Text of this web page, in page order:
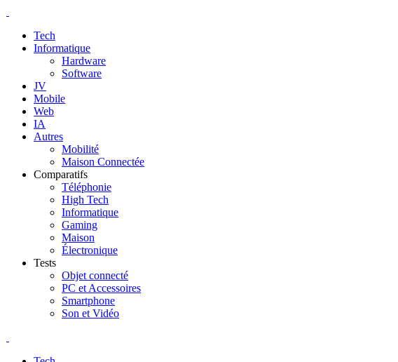
Tech
Informatique
Hardware
Software
JV
Mobile
Web
IA
Autres
Mobilité
Maison Connectée
Comparatifs
Téléphonie
High Tech
Informatique
Gaming
Maison
Électronique
Tests
Objet connecté
PC et Accessoires
Smartphone
Son et Vidéo